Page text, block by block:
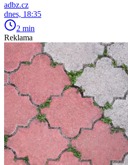
adbz.cz
dnes, 18:35
2 min
Reklama